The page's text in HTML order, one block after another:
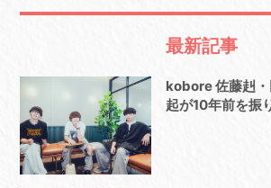
最新記事
kobore 佐藤赳
起が10年前を振